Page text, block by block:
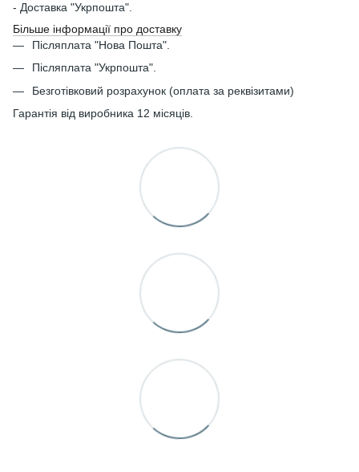
- Доставка "Укрпошта".
Більше інформації про доставку
Післяплата "Нова Пошта".
Післяплата "Укрпошта".
Безготівковий розрахунок (оплата за реквізитами)
Гарантія від виробника 12 місяців.